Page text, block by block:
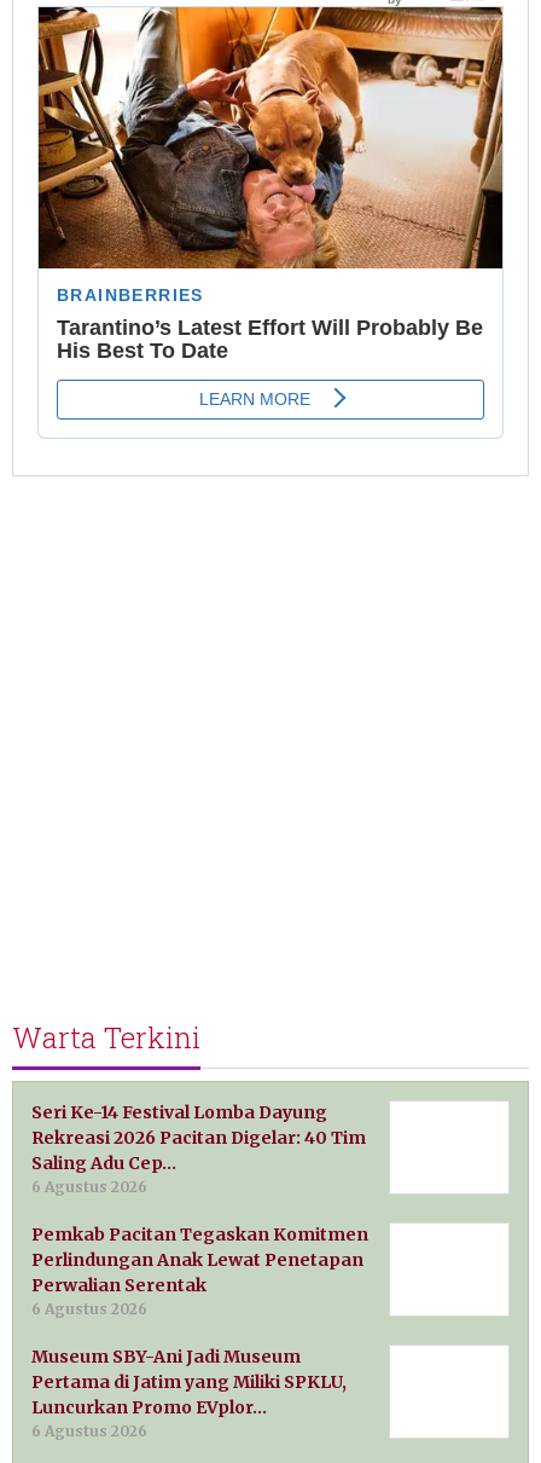
Warta Terkini
Seri Ke-14 Festival Lomba Dayung
Rekreasi 2026 Pacitan Digelar: 40 Tim
Saling Adu Cep…
6 Agustus 2026
Pemkab Pacitan Tegaskan Komitmen
Perlindungan Anak Lewat Penetapan
Perwalian Serentak
6 Agustus 2026
Museum SBY-Ani Jadi Museum
Pertama di Jatim yang Miliki SPKLU,
Luncurkan Promo EVplor…
6 Agustus 2026